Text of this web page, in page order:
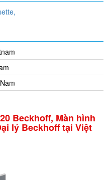
Beckhoff, Màn hình
lý Beckhoff tại Việt